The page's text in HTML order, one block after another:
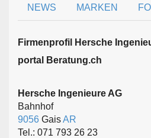
NEWS MARKEN
Firmen­profil Hersche
portal Beratung.ch
Hersche Ingenieure AG
Bahnhof
9056 GaisAR
Tel.: 071 793 26 23